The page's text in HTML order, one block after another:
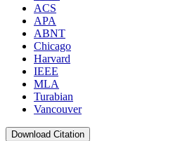
ACS
APA
ABNT
Chicago
Harvard
IEEE
MLA
Turabian
Vancouver
Download Citation